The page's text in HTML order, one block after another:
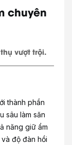
chuyên
vượt trội.
thành phần
sâu làm săn
năng giữ ẩm
độ đàn hồi